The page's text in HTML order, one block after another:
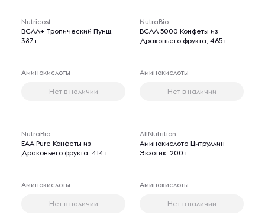
Nutricost
BCAA+ Тропический Пунш,
387 г
Аминокислоты
Нет в наличии
NutraBio
BCAA 5000 Конфеты из
Драконьего фрукта, 465 г
Аминокислоты
Нет в наличии
NutraBio
EAA Pure Конфеты из
Драконьего фрукта, 414 г
Аминокислоты
Нет в наличии
AllNutrition
Аминокислота Цитруллин
Экзотик, 200 г
Аминокислоты
Нет в наличии